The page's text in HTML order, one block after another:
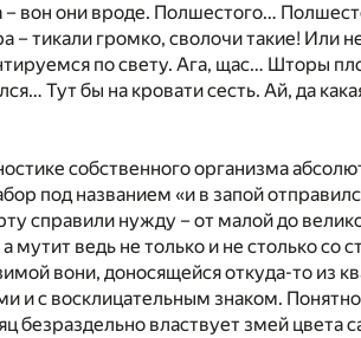
– вон они вроде. Полшестого…
– тикали громко, сволочи такие! Или
по свету. Ага, щас… Шторы
Тут бы на кровати сесть. Ай, да
собственного организма
под названием «и в запой
справили нужду – от малой до
мутит ведь не только и не столько
вони, доносящейся откуда-то из
и с восклицательным знаком.
безраздельно властвует змей